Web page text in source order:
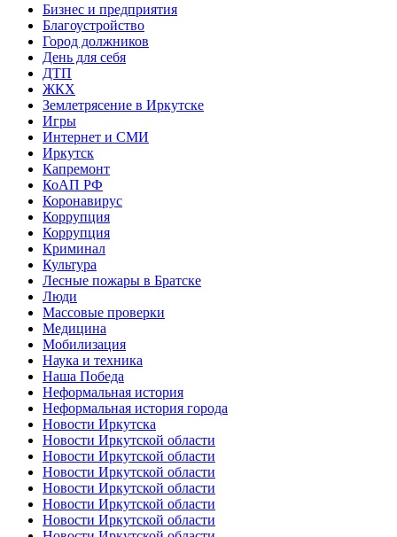
Бизнес и предприятия
Благоустройство
Город должников
День для себя
ДТП
ЖКХ
Землетрясение в Иркутске
Игры
Интернет и СМИ
Иркутск
Капремонт
КоАП РФ
Коронавирус
Коррупция
Коррупция
Криминал
Культура
Лесные пожары в Братске
Люди
Массовые проверки
Медицина
Мобилизация
Наука и техника
Наша Победа
Неформальная история
Неформальная история города
Новости Иркутска
Новости Иркутской области
Новости Иркутской области
Новости Иркутской области
Новости Иркутской области
Новости Иркутской области
Новости Иркутской области